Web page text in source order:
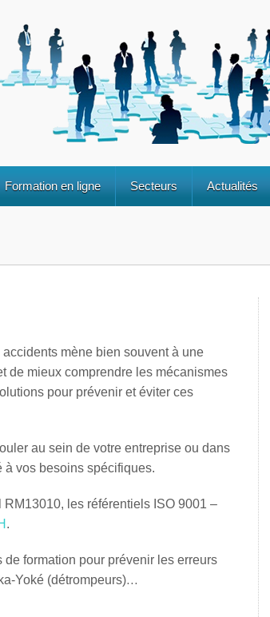
Formation en ligne Secteurs Actualités
mène bien souvent à une
de mieux comprendre les mécanismes
pour prévenir et éviter ces
au sein de votre entreprise ou dans
à vos besoins spécifiques.
les référentiels ISO 9001 –
.
de formation pour prévenir les erreurs
Yoké (détrompeurs)…